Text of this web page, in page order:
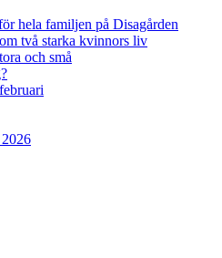
hela familjen på Disagården
två starka kvinnors liv
och små